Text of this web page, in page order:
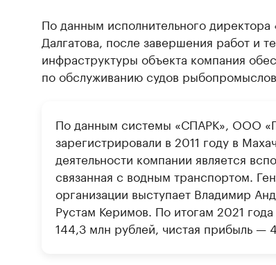
По данным исполнительного
Далгатова, после завершения работ и
инфраструктуры объекта компания
по обслуживанию судов
По данным системы «СПАРК», ООО
зарегистрировали в 2011 году в
деятельности компании является
связанная с водным транспортом.
организации выступает Владимир
Рустам Керимов. По итогам 2021
144,3 млн рублей, чистая прибыль —